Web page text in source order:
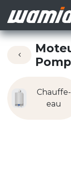
Chauffe-
eau